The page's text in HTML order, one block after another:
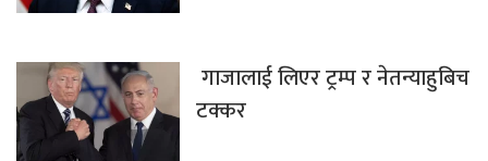
गाजालाई लिएर ट्रम्प र नेतन्याहुबिच
टक्कर